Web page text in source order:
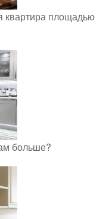
квартира площадью
больше?